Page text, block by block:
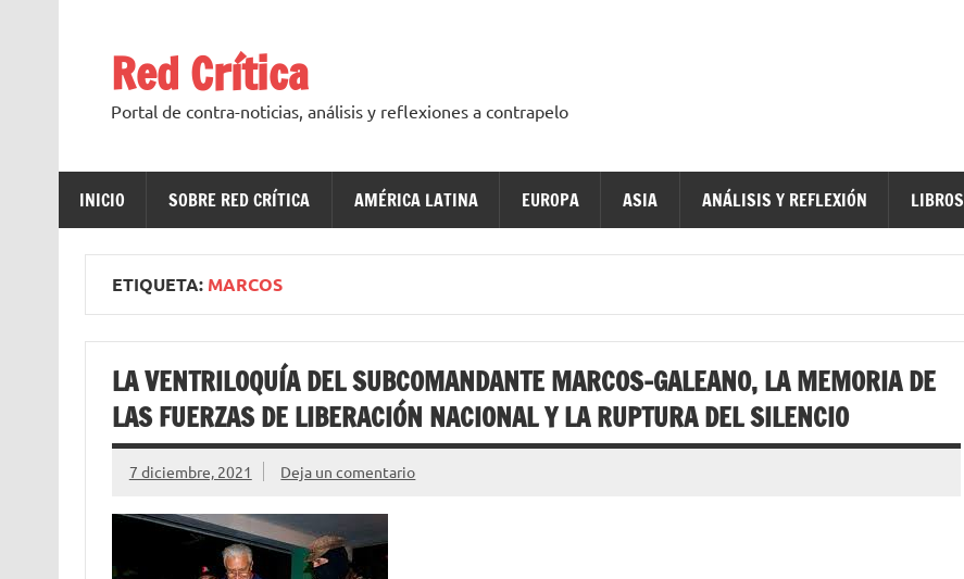
Red Crítica
Portal de contra-noticias, análisis y reflexiones a contrapelo
INICIO SOBRE RED CRÍTICA AMÉRICA LATINA EUROPA ASIA ANÁLISIS Y REFLEXIÓN LIBROS
ETIQUETA: MARCOS
LA VENTRILOQUÍA DEL SUBCOMANDANTE MARCOS-GALEANO, LA MEMORIA DE
LAS FUERZAS DE LIBERACIÓN NACIONAL Y LA RUPTURA DEL SILENCIO
7 diciembre, 2021 Deja un comentario